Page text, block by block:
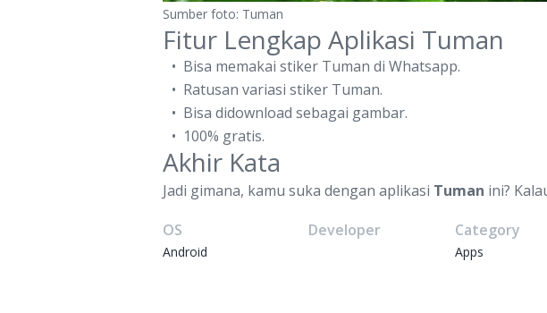
Sumber foto: Tuman
Fitur Lengkap Aplikasi Tuman
Bisa memakai stiker Tuman di Whatsapp.
Ratusan variasi stiker Tuman.
Bisa didownload sebagai gambar.
100% gratis.
Akhir Kata
Jadi gimana, kamu suka dengan aplikasi Tuman ini?
OS
Android
Developer Category
Apps